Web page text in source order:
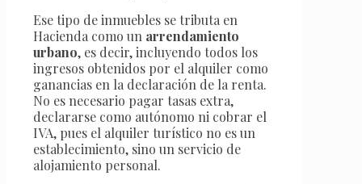
Ese tipo de inmuebles se tributa en
Hacienda como un arrendamiento
urbano, es decir, incluyendo todos los
ingresos obtenidos por el alquiler como
ganancias en la declaración de la renta.
No es necesario pagar tasas extra,
declararse como autónomo ni cobrar el
IVA, pues el alquiler turístico no es un
establecimiento, sino un servicio de
alojamiento personal.